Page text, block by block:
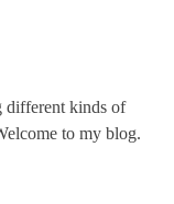
different kinds of
to my blog.